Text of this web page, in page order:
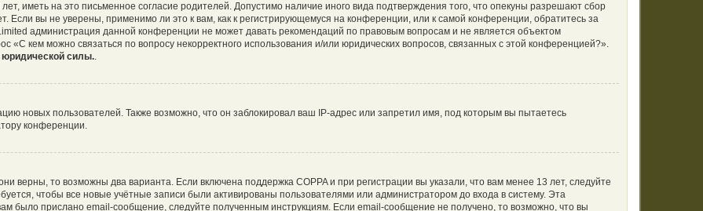
иметь на это письменное согласие родителей. Допустимо наличие иного вида подтверждения того, что опекуны разрешают сбор
вы не уверены, применимо ли это к вам, как к регистрирующемуся на конференции, или к самой конференции, обратитесь за
администрация данной конференции не может давать рекомендаций по правовым вопросам и не является объектом
«С кем можно связаться по вопросу некорректного использования и/или юридических вопросов, связанных с этой конференцией?».
юридической силы..
новых пользователей. Также возможно, что он заблокировал ваш IP-адрес или запретил имя, под которым вы пытаетесь
конференции.
верны, то возможны два варианта. Если включена поддержка COPPA и при регистрации вы указали, что вам менее 13 лет, следуйте
чтобы все новые учётные записи были активированы пользователями или администратором до входа в систему. Эта
было прислано email-сообщение, следуйте полученным инструкциям. Если email-сообщение не получено, то возможно, что вы